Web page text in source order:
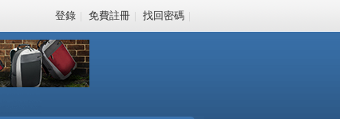
登錄 | 免費註冊 | 找回密碼 |